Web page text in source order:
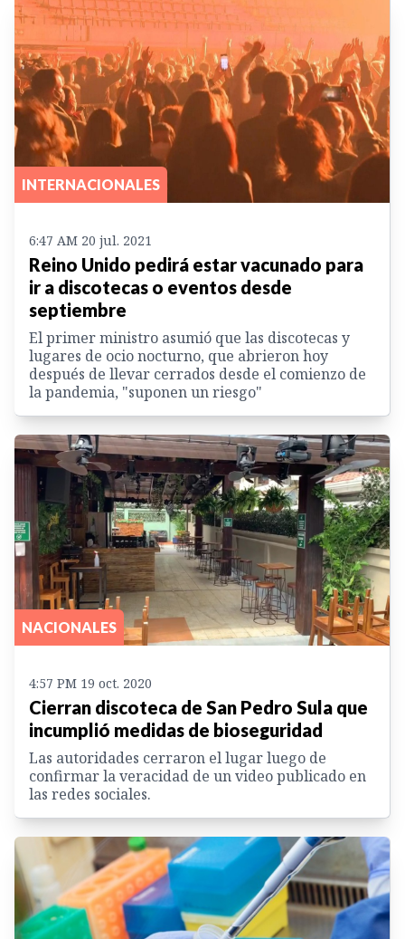
INTERNACIONALES
6:47 AM 20 jul. 2021
Reino Unido pedirá estar vacunado para
ir a discotecas o eventos desde
septiembre
El primer ministro asumió que las discotecas y
lugares de ocio nocturno, que abrieron hoy
después de llevar cerrados desde el comienzo de
la pandemia, "suponen un riesgo"
NACIONALES
4:57 PM 19 oct. 2020
Cierran discoteca de San Pedro Sula que
incumplió medidas de bioseguridad
Las autoridades cerraron el lugar luego de
confirmar la veracidad de un video publicado en
las redes sociales.